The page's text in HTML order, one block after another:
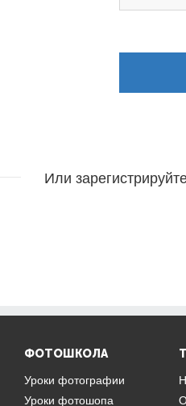
Или
ФОТОШКОЛА
Уроки фотографии
Уроки фотошопа